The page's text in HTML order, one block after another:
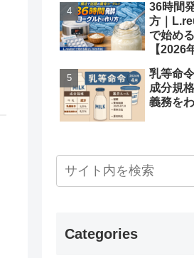
36時間
方｜
で始め
【2026
乳等命
成分規
義務を
Categories